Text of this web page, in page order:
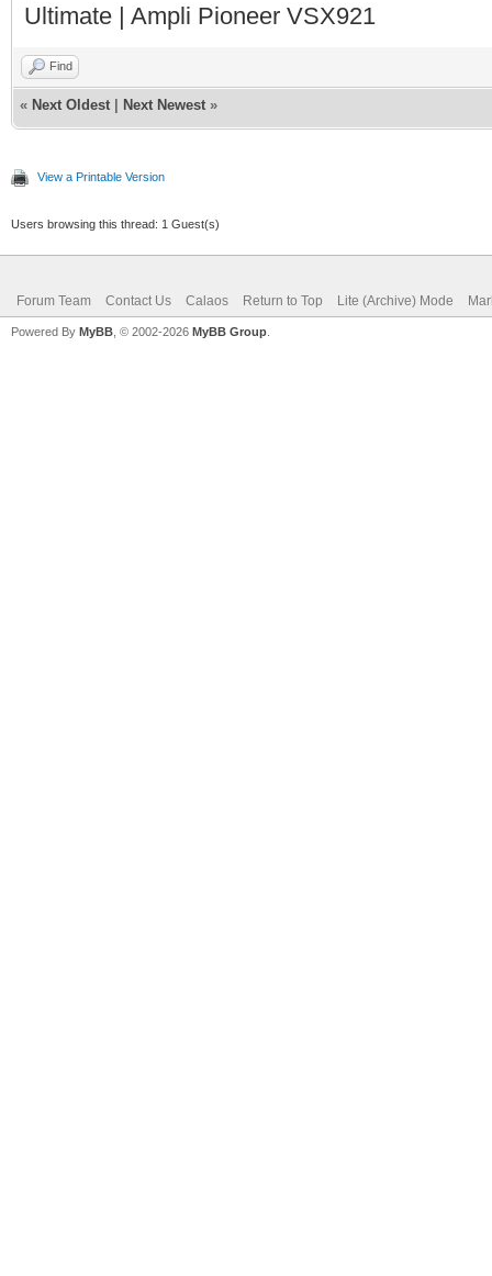
Ultimate | Ampli Pioneer VSX921
Find
« Next Oldest Next Newest »
View a Printable Version
Users browsing this thread: 1 Guest(s)
Forum Team Contact Us Calaos Return to Top Lite (Archive) Mode
Powered By MyBB , © 2002-2026 MyBB Group